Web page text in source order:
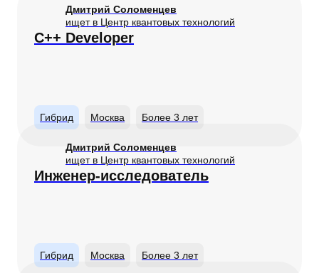
Дмитрий Соломенцев
ищет в Центр квантовых технологий
С++ Developer
Гибрид Москва Более 3 лет
Дмитрий Соломенцев
ищет в Центр квантовых технологий
Инженер-исследователь
Гибрид Москва Более 3 лет